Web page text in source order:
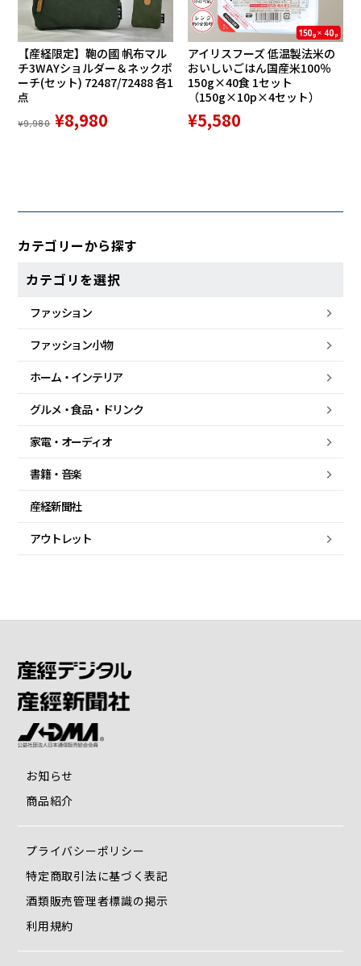
カテゴリーから探す
カテゴリを選択
ファッション
ファッション小物
ホーム・ インテリア
グルメ・食品・ ドリンク
家電・ オーディオ
書籍・音楽
産経新聞社
アウトレット
【産経限定】鞄の國 帆布マル
チ3WAYショルダー＆ネックポ
ーチ(セット) 72487/72488 各1
点
¥9,980 ¥8,980
アイリスフーズ 低温製法米の
おいしいごはん国産米100％
150g×40食 1セット
（150g×10p×4セット）
¥5,580
お知らせ
商品紹介
プライバシーポリシー
特定商取引法に基づく表記
酒類販売管理者標識の掲示
利用規約